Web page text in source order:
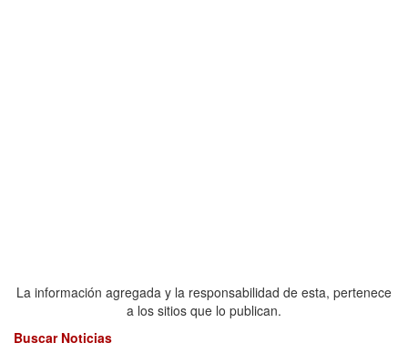
La información agregada y la responsabilidad de esta, pertenece
a los sitios que lo publican.
Buscar Noticias